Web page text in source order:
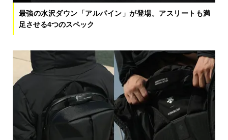
最強の水沢ダウン「アルパイン」が登場。アスリートも満
足させる4つのスペック